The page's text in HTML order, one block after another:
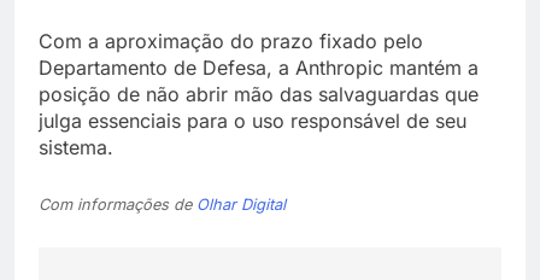
Com a aproximação do prazo fixado pelo
Departamento de Defesa, a Anthropic mantém a
posição de não abrir mão das salvaguardas que
julga essenciais para o uso responsável de seu
sistema.
Com informações de Olhar Digital